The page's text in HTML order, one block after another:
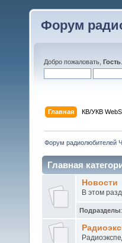
Форум
Добро пожаловать, Гость
Главная КВ/УКВ
Форум радиолюбителей
Главная
Новости
В этом
Подразделы: